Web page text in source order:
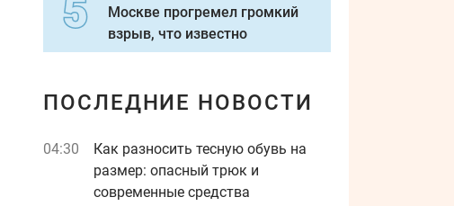
Москве прогремел громкий
взрыв, что известно
ПОСЛЕДНИЕ НОВОСТИ
04:30
Как разносить тесную обувь на
размер: опасный трюк и
современные средства